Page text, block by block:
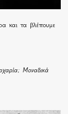
και τα βλέπουμε
Μοναδικά